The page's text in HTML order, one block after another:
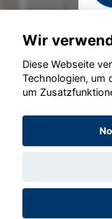
©
Wir
Diese Webseite
Technologien, um
um